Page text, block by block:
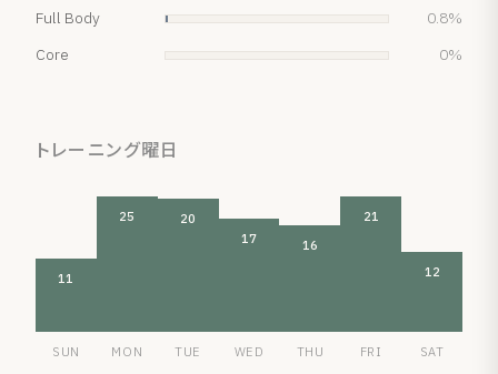
Full Body
0.8%
Core
0%
トレーニング曜日
11
SUN
25
MON
20
TUE
17
WED
16
THU
21
FRI
12
SAT